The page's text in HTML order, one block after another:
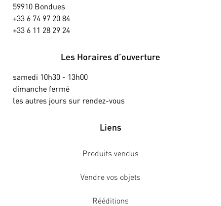
59910 Bondues
+33 6 74 97 20 84
+33 6 11 28 29 24
Les Horaires d’ouverture
samedi 10h30 - 13h00
dimanche fermé
les autres jours sur rendez-vous
Liens
Produits vendus
Vendre vos objets
Rééditions